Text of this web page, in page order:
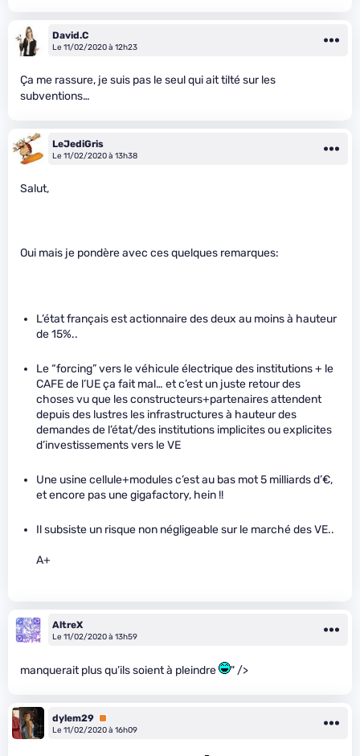
David.C
Le 11/02/2020 à 12h23
Ça me rassure, je suis pas le seul qui ait tilté sur les
subventions…
LeJediGris
Le 11/02/2020 à 13h38
Salut,
Oui mais je pondère avec ces quelques remarques:
L’état français est actionnaire des deux au moins à hauteur
de 15%..
Le “forcing” vers le véhicule électrique des institutions + le
CAFE de l’UE ça fait mal… et c’est un juste retour des
choses vu que les constructeurs+partenaires attendent
depuis des lustres les infrastructures à hauteur des
demandes de l’état/des institutions implicites ou explicites
d’investissements vers le VE
Une usine cellule+modules c’est au bas mot 5 milliards d’€,
et encore pas une gigafactory, hein !!
Il subsiste un risque non négligeable sur le marché des VE..
A+
AltreX
Le 11/02/2020 à 13h59
manquerait plus qu’ils soient à pleindre " />
dylem29 Premium
Le 11/02/2020 à 16h09